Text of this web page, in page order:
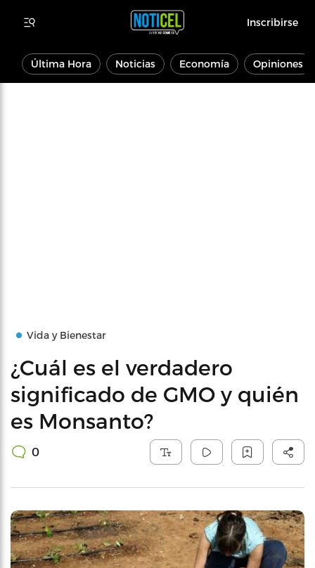
Inscribirse
Última Hora Noticias Economía Opiniones
Vida y Bienestar
¿Cuál es el verdadero
significado de GMO y quién
es Monsanto?
0